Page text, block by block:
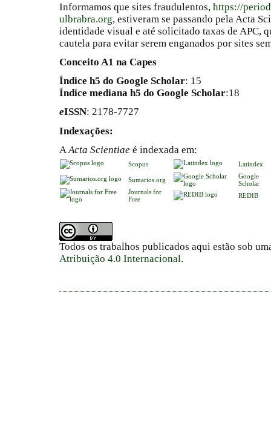
Informamos que sites fraudulentos, https://
ulbrabra.org, estiveram se passando pela Acta
identidade visual e até solicitado taxas de APC,
cautela para evitar serem enganados por sites
Conceito A1 na Capes
Índice h5 do Google Scholar: 15
Índice mediana h5 do Google Scholar:18
eISSN: 2178-7727
Indexações:
AActa Scientiae é indexada em:
Scopus Latindex
Sumarios.org
Google
Scholar
Journals for
Free
REDIB
Todos os trabalhos publicados aqui estão sob
Atribuição 4.0 Internacional.